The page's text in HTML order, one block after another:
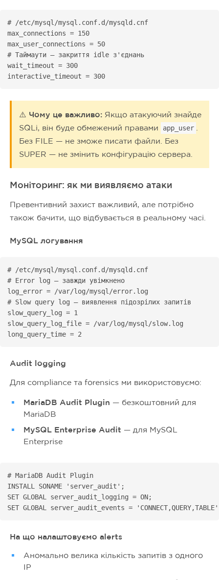
# /etc/mysql/mysql.conf.d/mysqld.cnf
max_connections = 150
max_user_connections = 50
# Таймаути — закриття idle з'єднань
wait_timeout = 300
interactive_timeout = 300
⚠️ Чому це важливо: Якщо атакуючий знайде
SQLi, він буде обмежений правами
app_user
Без FILE — не зможе писати файли. Без
SUPER — не змінить конфігурацію сервера.
Моніторинг: як ми виявляємо атаки
Превентивний захист важливий, але потрібно
також бачити, що відбувається в реальному часі.
MySQL логування
# /etc/mysql/mysql.conf.d/mysqld.cnf
# Error log — завжди увімкнено
log_error = /var/log/mysql/error.log
# Slow query log — виявлення підозрілих запитів
slow_query_log = 1
slow_query_log_file = /var/log/mysql/slow.log
long_query_time = 2
Audit logging
Для compliance та forensics ми використовуємо:
MariaDB Audit Plugin — безкоштовний для
MariaDB
MySQL Enterprise Audit — для MySQL
Enterprise
# MariaDB Audit Plugin
INSTALL SONAME 'server_audit';
SET GLOBAL server_audit_logging = ON;
SET GLOBAL server_audit_events =
На що налаштовуємо alerts
Аномально велика кількість запитів з одного
IP